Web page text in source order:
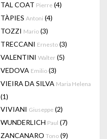
TAL COAT Pierre (4)
TÀPIES Antoni (4)
TOZZI Mario (3)
TRECCANI Ernesto (3)
VALENTINI Walter (5)
VEDOVA Emilio (3)
VIEIRA DA SILVA Maria Helena
(1)
VIVIANI Giuseppe (2)
WUNDERLICH Paul (7)
ZANCANARO Tono (9)